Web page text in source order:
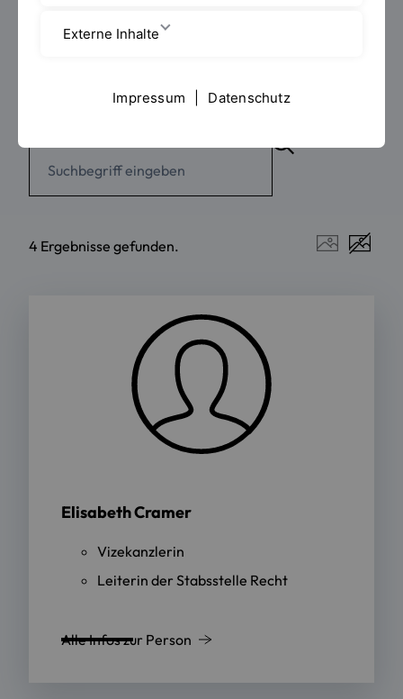
Personen und Kontakte
4 Ergebnisse gefunden.
Elisabeth Cramer
Vizekanzlerin
Leiterin der Stabsstelle Recht
Alle Infos zur Person
Externe Inhalte
Impressum Datenschutz